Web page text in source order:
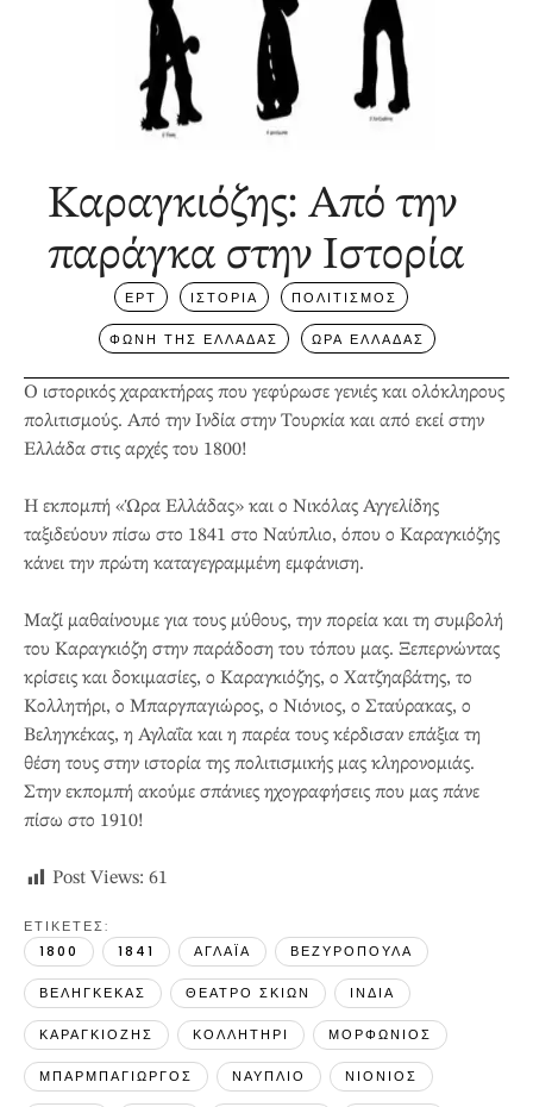
Καραγκιόζης: Από την
παράγκα στην Ιστορία
ΕΡΤ ΙΣΤΟΡΙΑ ΠΟΛΙΤΙΣΜΟΣ
ΦΩΝΗ ΤΗΣ ΕΛΛΑΔΑΣ ΩΡΑ ΕΛΛΑΔΑΣ
Ο ιστορικός χαρακτήρας που γεφύρωσε γενιές και ολόκληρους
πολιτισμούς. Από την Ινδία στην Τουρκία και από εκεί στην
Ελλάδα στις αρχές του 1800!
Η εκπομπή «Ώρα Ελλάδας» και ο Νικόλας Αγγελίδης
ταξιδεύουν πίσω στο 1841 στο Ναύπλιο, όπου ο Καραγκιόζης
κάνει την πρώτη καταγεγραμμένη εμφάνιση.
Μαζί μαθαίνουμε για τους μύθους, την πορεία και τη συμβολή
του Καραγκιόζη στην παράδοση του τόπου μας. Ξεπερνώντας
κρίσεις και δοκιμασίες, ο Καραγκιόζης, ο Χατζηαβάτης, το
Κολλητήρι, ο Μπαργπαγιώρος, ο Νιόνιος, ο Σταύρακας, ο
Βεληγκέκας, η Αγλαΐα και η παρέα τους κέρδισαν επάξια τη
θέση τους στην ιστορία της πολιτισμικής μας κληρονομιάς.
Στην εκπομπή ακούμε σπάνιες ηχογραφήσεις που μας πάνε
πίσω στο 1910!
Post Views: 61
ΕΤΙΚΕΤΕΣ:
1800
1841 ΑΓΛΑΪΑ ΒΕΖΥΡΟΠΟΥΛΑ
ΒΕΛΗΓΚΕΚΑΣ ΘΕΑΤΡΟ ΣΚΙΩΝ ΙΝΔΙΑ
ΚΑΡΑΓΚΙΟΖΗΣ ΚΟΛΛΗΤΗΡΙ ΜΟΡΦΩΝΙΟΣ
ΜΠΑΡΜΠΑΓΙΩΡΓΟΣ ΝΑΥΠΛΙΟ ΝΙΟΝΙΟΣ